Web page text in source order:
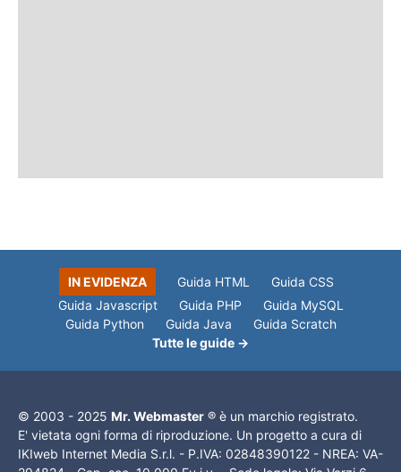
IN EVIDENZA Guida HTML
Guida CSS
Guida Javascript
Guida PHP
Guida MySQL
Guida Python
Guida Java
Guida Scratch
Tutte le guide →
© 2003 - 2025 Mr. Webmaster ® è un marchio registrato.
E' vietata ogni forma di riproduzione. Un progetto a cura di
IKIweb Internet Media S.r.l. - P.IVA: 02848390122 - NREA: VA-